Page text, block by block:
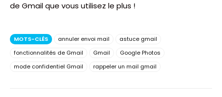
de Gmail que vous utilisez le plus !
MOTS-CLÉS annuler envoi mail
astuce gmail
fonctionnalités de Gmail
Gmail
Google Photos
mode confidentiel Gmail
rappeler un mail gmail